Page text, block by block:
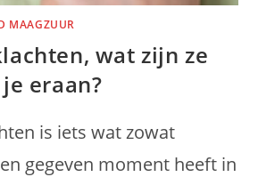
MAAGZUUR
wat zijn ze
eraan?
is iets wat zowat
gegeven moment heeft in